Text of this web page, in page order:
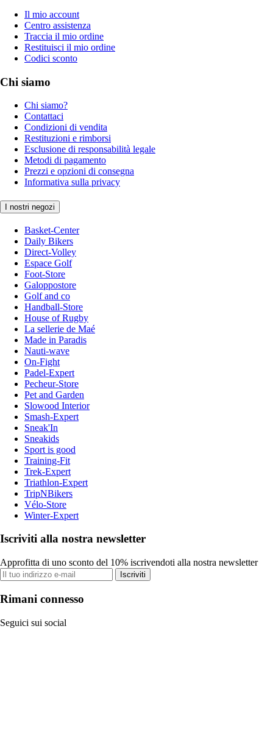
Il mio account
Centro assistenza
Traccia il mio ordine
Restituisci il mio ordine
Codici sconto
Chi siamo
Chi siamo?
Contattaci
Condizioni di vendita
Restituzioni e rimborsi
Esclusione di responsabilità legale
Metodi di pagamento
Prezzi e opzioni di consegna
Informativa sulla privacy
I nostri negozi
Basket-Center
Daily Bikers
Direct-Volley
Espace Golf
Foot-Store
Galoppostore
Golf and co
Handball-Store
House of Rugby
La sellerie de Maé
Made in Paradis
Nauti-wave
On-Fight
Padel-Expert
Pecheur-Store
Pet and Garden
Slowood Interior
Smash-Expert
Sneak'In
Sneakids
Sport is good
Training-Fit
Trek-Expert
Triathlon-Expert
TripNBikers
Vélo-Store
Winter-Expert
Iscriviti alla nostra newsletter
Approfitta di uno sconto del 10% iscrivendoti alla nostra newsletter
Iscriviti
Rimani connesso
Seguici sui social